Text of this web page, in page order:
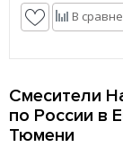
В
Смесители
по России в
Тюмени